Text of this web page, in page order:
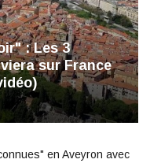
: Les 3
sur France
en Aveyron avec